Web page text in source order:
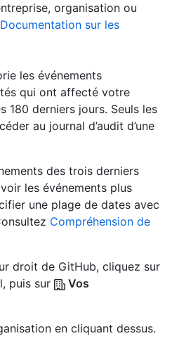
organisation ou
Documentation sur les
les événements
qui ont affecté votre
180 derniers jours. Seuls les
au journal d’audit d’une
des trois derniers
les événements plus
une plage de dates avec
Compréhension de
droit de GitHub, cliquez sur
puis sur
Vos
en cliquant dessus.